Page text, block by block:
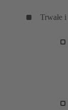
Trwałe